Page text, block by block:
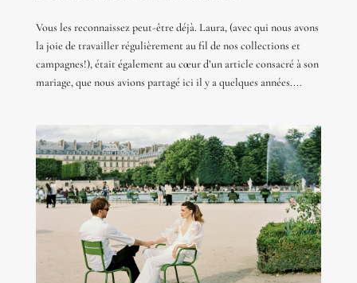
Vous les reconnaissez peut-être déjà. Laura, (avec qui nous avons
la joie de travailler régulièrement au fil de nos collections et
campagnes!), était également au cœur d’un article consacré à son
mariage, que nous avions partagé ici il y a quelques années....